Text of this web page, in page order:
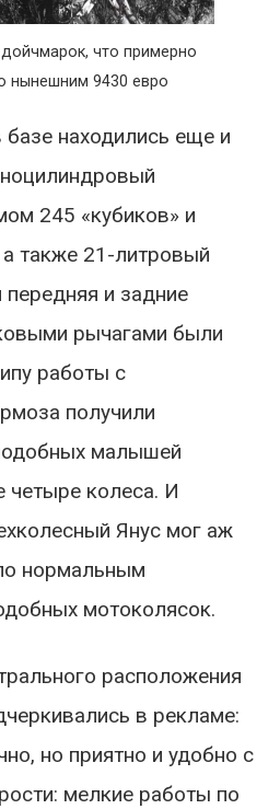
что примерно
нынешним 9430 евро
находились еще и
245 «кубиков» и
также 21-литровый
и задние
рычагами были
работы с
получили
малышей
четыре колеса. И
Янус мог аж
нормальным
мотоколясок.
расположения
в рекламе:
но приятно и удобно с
мелкие работы по